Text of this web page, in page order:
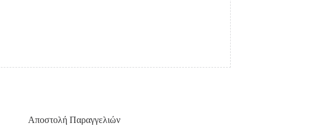
Αποστολή Παραγγελιών